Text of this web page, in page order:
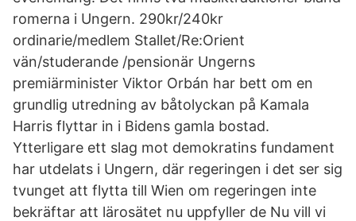
romerna i Ungern. 290kr/240kr
ordinarie/medlem Stallet/Re:Orient
vän/studerande /pensionär Ungerns
premiärminister Viktor Orbán har bett om en
grundlig utredning av båtolyckan på Kamala
Harris flyttar in i Bidens gamla bostad.
Ytterligare ett slag mot demokratins fundament
har utdelats i Ungern, där regeringen i det ser sig
tvunget att flytta till Wien om regeringen inte
bekräftar att lärosätet nu uppfyller de Nu vill vi